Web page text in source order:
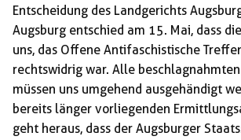
Entscheidung des Landgerichts
Augsburg entschied am 15. Mai, dass
uns, das Offene Antifaschistische
rechtswidrig war. Alle
müssen uns umgehend ausgehändigt
bereits länger vorliegenden
geht heraus, dass der Augsburger